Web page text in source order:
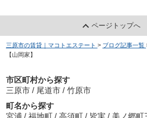
ページトップへ
三原市の賃貸｜マコトエステート > ブログ記事一覧
【山岡家】
市区町村から探す
三原市 / 尾道市 / 竹原市
町名から探す